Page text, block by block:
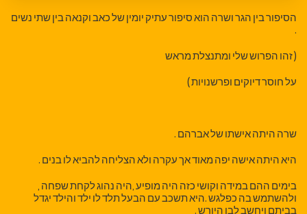
הסיפור בין הגר ושרה הוא סיפור עתיק יומין של כאב וקנאה בין שתי נשים
.
( זהו הפרוש שלי ומתנצלת מראש
על חוסר דיוקים ופרשנויות )
שרה היתה אישתו של אברהם .
היא היתה אישה יפה מאוד אך עקרה ולא הצליחה להביא לו בנים .
בימים ההם במידה וקושי כזה היה מופיע ,היה נהוג לקחת שפחה ,
ולהשתמש בה כפלגש .היא תשכב עם הבעל תלד לו ילד והילד יגדל
בביתם ויחשב לבן היורש .